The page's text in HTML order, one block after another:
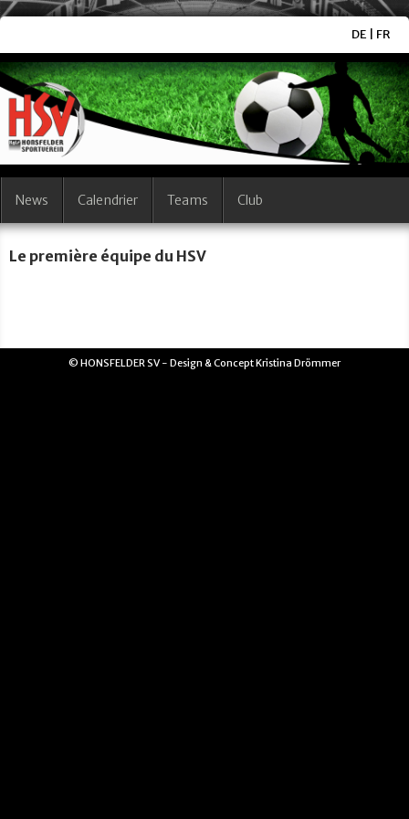
DE FR
News Calendrier Teams Club
Le première équipe du HSV
© HONSFELDER SV - Design & Concept Kristina Drömmer